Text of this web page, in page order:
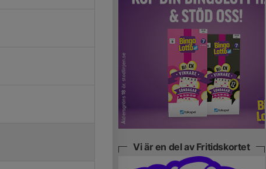
Vi är en del av Fritidskortet